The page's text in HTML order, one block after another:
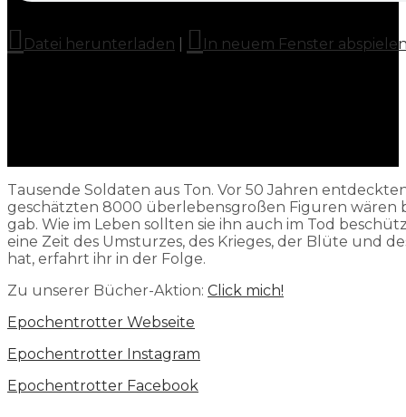
Datei herunterladen In neuem Fenster
Tausende Soldaten aus Ton. Vor 50 Jahren
geschätzten 8000 überlebensgroßen Figuren wären
gab. Wie im Leben sollten sie ihn auch im Tod
eine Zeit des Umsturzes, des Krieges, der Blüte und
hat, erfahrt ihr in der Folge.
Zu unserer Bücher-Aktion: Click mich!
Epochentrotter Webseite⁠⁠⁠⁠⁠⁠⁠
⁠⁠⁠⁠⁠⁠⁠Epochentrotter Instagram⁠⁠⁠⁠⁠⁠⁠
⁠⁠⁠⁠⁠⁠⁠Epochentrotter Facebook⁠⁠⁠⁠⁠⁠